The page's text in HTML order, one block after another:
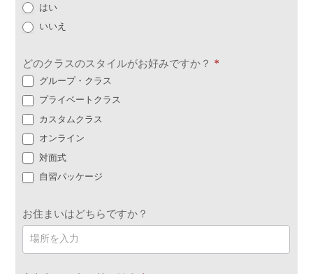
はい
いいえ
どのクラスのスタイルがお好みですか？ *
グループ・クラス
プライベートクラス
カスタムクラス
オンライン
対面式
自習パッケージ
お住まいはどちらですか？